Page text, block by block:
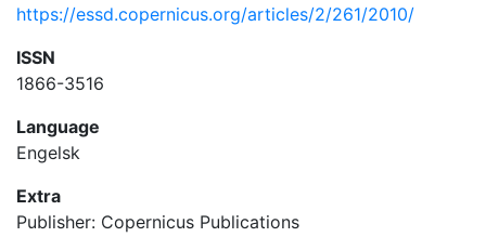
https://essd.copernicus.org/articles/2/261/2010/
ISSN
1866-3516
Language
Engelsk
Extra
Publisher: Copernicus Publications